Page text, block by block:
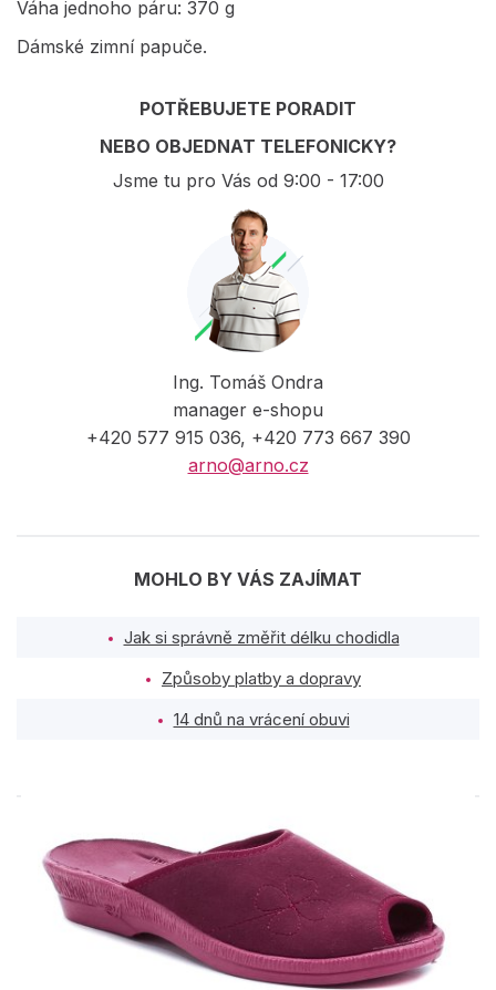
Váha jednoho páru: 370 g
Dámské zimní papuče.
POTŘEBUJETE PORADIT
NEBO OBJEDNAT TELEFONICKY?
Jsme tu pro Vás od 9:00 - 17:00
Ing. Tomáš Ondra
manager e-shopu
+420 577 915 036, +420 773 667 390
arno@arno.cz
MOHLO BY VÁS ZAJÍMAT
Jak si správně změřit délku chodidla
Způsoby platby a dopravy
14 dnů na vrácení obuvi
PODOBNÉ PRODUKTY